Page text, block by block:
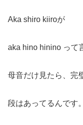
Aka shiro kiiroが
aka hino hinino って
母音だけ見たら、完
段はあってるんです。